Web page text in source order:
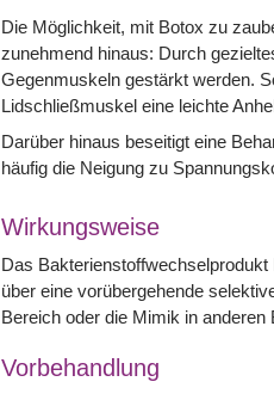
Die Möglichkeit, mit Botox zu
zunehmend hinaus: Durch
Gegenmuskeln gestärkt werden.
Lidschließmuskel eine leichte
Darüber hinaus beseitigt eine
häufig die Neigung zu
Wirkungsweise
Das
über eine vorübergehende
Bereich oder die Mimik in
Vorbehandlung